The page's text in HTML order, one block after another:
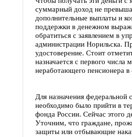
суммарный доход не
дополнительные выплаты и
поддержки в денежном
обратиться с заявлением в
администрации Норильска.
удостоверение. Стоит
назначается с первого
неработающего пенсионера
Для назначения федеральной
необходимо было прийти в
фонда России. Сейчас этого
Уточним, что граждане,
защиты или отбывающие